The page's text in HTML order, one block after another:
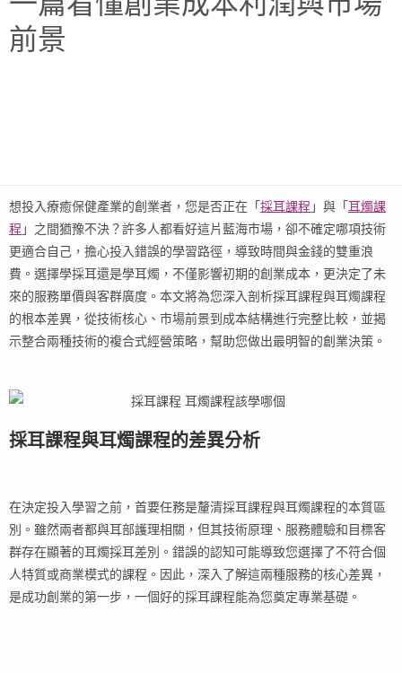
前景
想投入療癒保健產業的創業者，您是否正在「採耳課程 」與「耳燭課
程 」之間猶豫不決？許多人都看好這片藍海市場，卻不確定哪項技術
更適合自己，擔心投入錯誤的學習路徑，導致時間與金錢的雙重浪
費。選擇學採耳還是學耳燭，不僅影響初期的創業成本，更決定了未
來的服務單價與客群廣度。本文將為您深入剖析採耳課程與耳燭課程
的根本差異，從技術核心、市場前景到成本結構進行完整比較，並揭
示整合兩種技術的複合式經營策略，幫助您做出最明智的創業決策。
採耳課程與耳燭課程的差異分析
在決定投入學習之前，首要任務是釐清採耳課程與耳燭課程的本質區
別。雖然兩者都與耳部護理相關，但其技術原理、服務體驗和目標客
群存在顯著的耳燭採耳差別。錯誤的認知可能導致您選擇了不符合個
人特質或商業模式的課程。因此，深入了解這兩種服務的核心差異，
是成功創業的第一步，一個好的採耳課程能為您奠定專業基礎。